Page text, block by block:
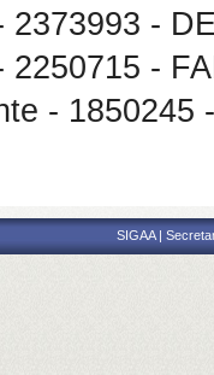
2373993 -
2250715 -
- 1850245
SIGAA |